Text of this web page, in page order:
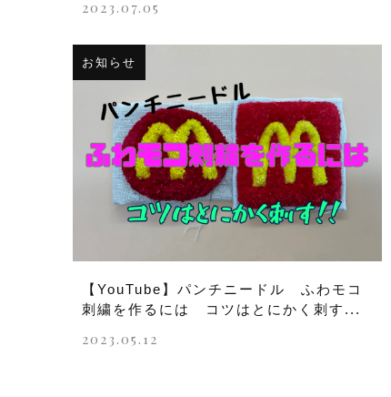
2023.07.05
お知らせ
【YouTube】パンチニードル ふわモコ
刺繍を作るには コツはとにかく刺す...
2023.05.12